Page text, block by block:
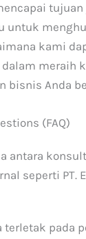
tujuan
untuk
kami
meraih
bisnis Anda
(FAQ)
antara
seperti PT.
terletak pada